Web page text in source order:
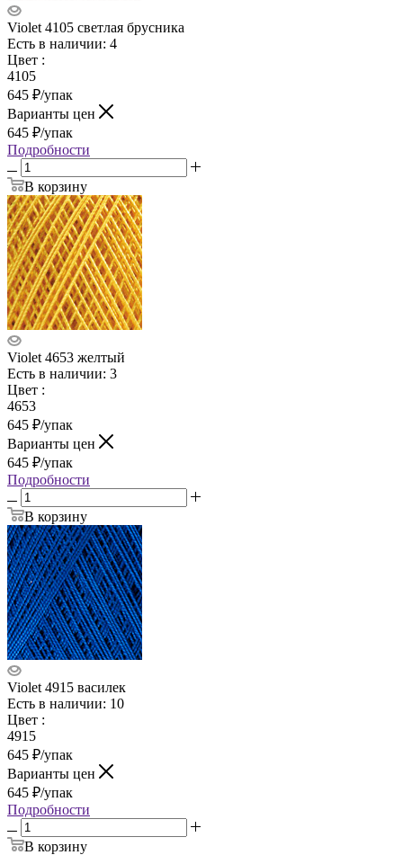
Violet 4105 светлая брусника
Есть в наличии: 4
Цвет :
4105
645 ₽/упак
Варианты цен
645 ₽/упак
Подробности
В корзину
Violet 4653 желтый
Есть в наличии: 3
Цвет :
4653
645 ₽/упак
Варианты цен
645 ₽/упак
Подробности
В корзину
Violet 4915 василек
Есть в наличии: 10
Цвет :
4915
645 ₽/упак
Варианты цен
645 ₽/упак
Подробности
В корзину